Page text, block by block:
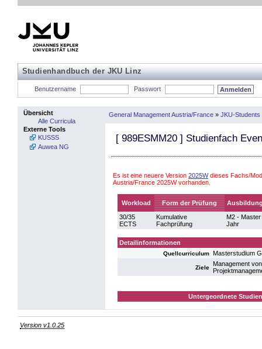
Studienhandbuch der JKU Linz
Benutzername Passwort
Übersicht
Alle Curricula
Externe Tools
KUSSS
Auwea NG
General Management Austria/France » JKU-Students
[ 989ESMM20 ] Studienfach
Es ist eine neuere Version 2025Wdieses Fachs/
Austria/France 2025W vorhanden.
Workload Form der Prüfung
30/35
ECTS
Kumulative
Fachprüfung
M2 - Master
Jahr
Detailinformationen
Quellcurriculum Masterstudium
Ziele
Management
Untergeordnete
Version v1.0.25